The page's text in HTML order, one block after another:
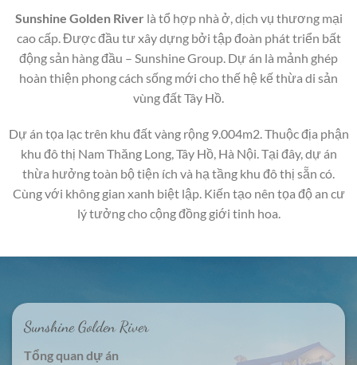
Sunshine Golden River là tổ hợp nhà ở, dịch vụ thương mại
cao cấp. Được đầu tư xây dựng bởi tập đoàn phát triển bất
động sản hàng đầu – Sunshine Group. Dự án là mảnh ghép
hoàn thiện phong cách sống mới cho thế hệ kế thừa di sản
vùng đất Tây Hồ.
Dự án tọa lạc trên khu đất vàng rộng 9.004m2. Thuộc địa phận
khu đô thị Nam Thăng Long, Tây Hồ, Hà Nội. Tại đây, dự án
thừa hưởng toàn bộ tiện ích và hạ tầng khu đô thị sẵn có.
Cùng với không gian xanh biệt lập. Kiến tạo nên tọa độ an cư
lý tưởng cho cộng đồng giới tinh hoa.
Sunshine Golden River
Tổng quan dự án